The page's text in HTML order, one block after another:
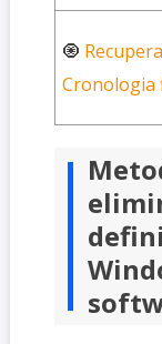
🧿
Cronologia